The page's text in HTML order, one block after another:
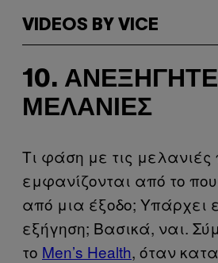
VIDEOS BY VICE
10.
ΜΕΛΑΝΙΈΣ
Τι φάση με τις μελανιές
εμφανίζονται από το
από μια έξοδο; Υπάρχει
εξήγηση; Βασικά, ναι.
το Men’s Health, όταν